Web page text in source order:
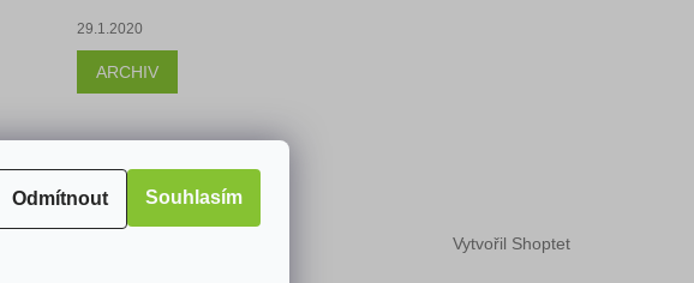
Odmítnout Souhlasím
29.1.2020
ARCHIV
Vytvořil Shoptet